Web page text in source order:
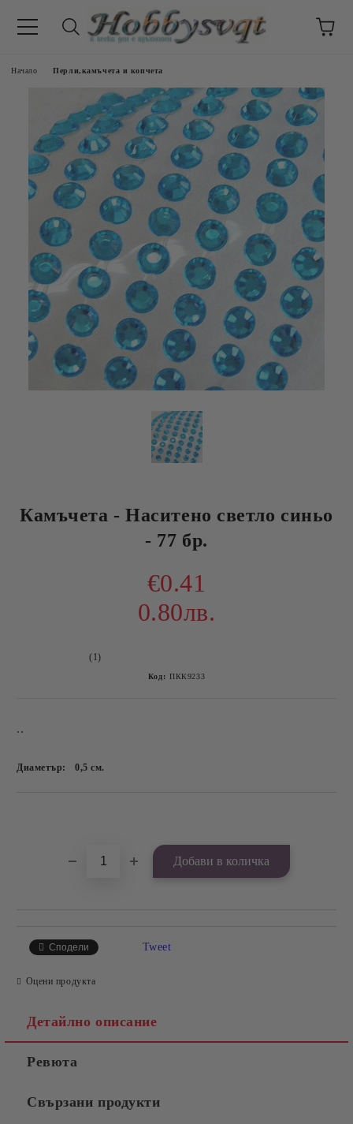
Начало Перли,камъчета и копчета
Камъчета - Наситено светло синьо
- 77 бр.
€0.41
0.80лв.
(1)
Код: ПКК9233
..
Диаметър: 0,5см.
Сподели Tweet
Оцени продукта
Детайлно описание
Ревюта
Свързани продукти